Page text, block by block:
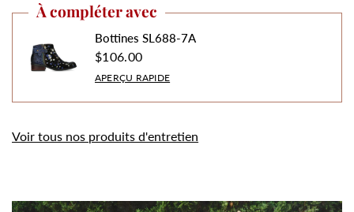
À compléter avec
Bottines SL688-7A
$106.00
APERÇU RAPIDE
Voir tous nos produits d'entretien